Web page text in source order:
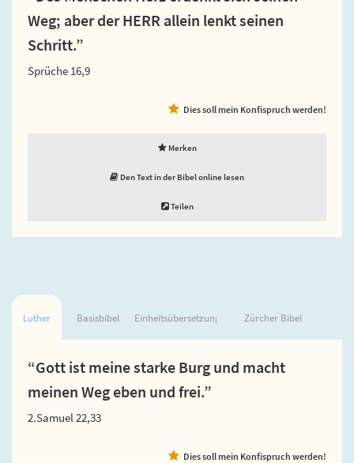
Weg; aber der HERR allein lenkt seinen
Schritt.”
Sprüche 16,9
Dies soll mein Konfispruch werden!
Merken
Den Text in der Bibel online lesen
Teilen
Luther Basisbibel Einheitsübersetzung Zürcher Bibel
“Gott ist meine starke Burg und macht
meinen Weg eben und frei.”
2.Samuel 22,33
Dies soll mein Konfispruch werden!